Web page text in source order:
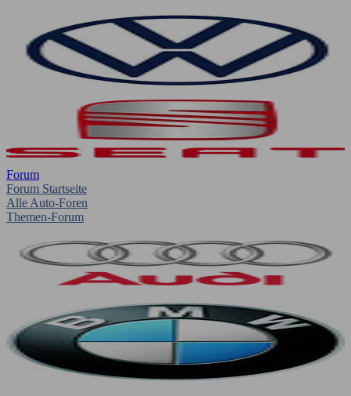
Forum
Forum Startseite
Alle Auto-Foren
Themen-Forum